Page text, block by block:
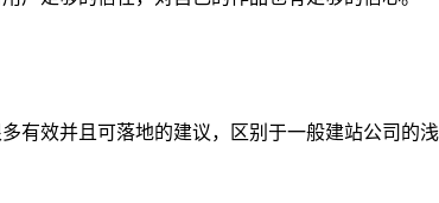
有效并且可落地的建议，区别于一般建站公司的